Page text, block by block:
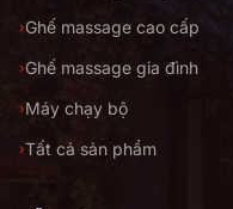
›Ghế massage cao cấp
›Ghế massage gia đình
›Máy chạy bộ
›Tất cả sản phẩm